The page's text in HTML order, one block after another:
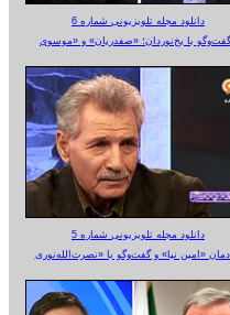
دانلود مجله تلویزیونی شماره 6
دانلود مجله تلویزیونی شماره 5